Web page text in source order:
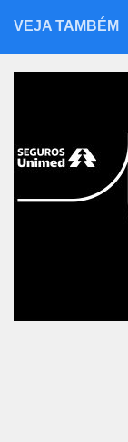
VEJA TAMBÉM